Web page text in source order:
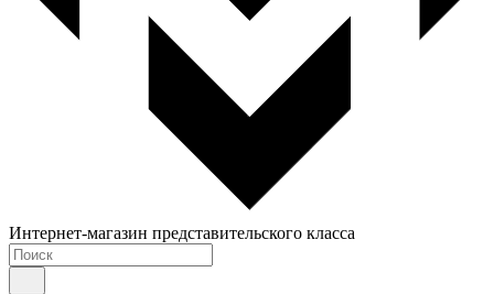
Интернет-магазин представительского класса